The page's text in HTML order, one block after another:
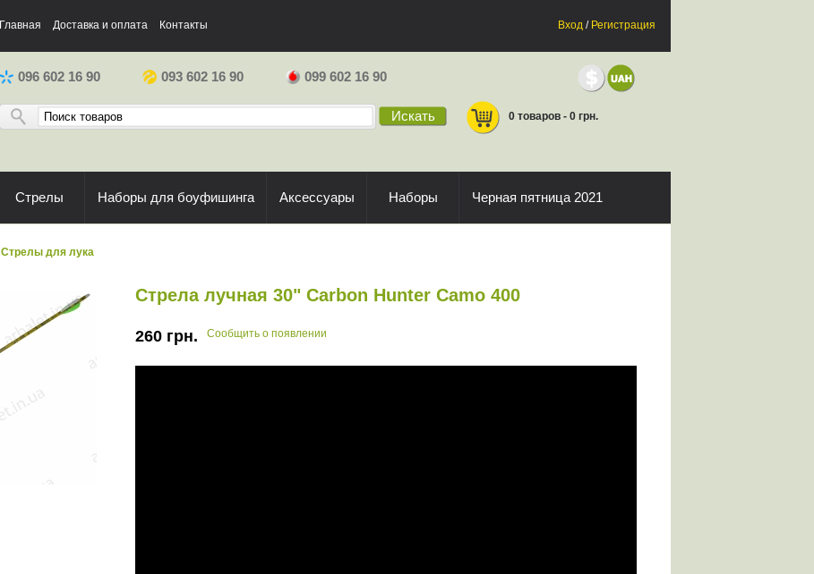
Главная Доставка и оплата Контакты Вход / Регистрация
096 602 16 90 093 602 16 90 099 602 16 90
Искать 0 товаров - 0 грн.
Стрелы Наборы для боуфишинга Аксессуары Наборы Черная пятница 2021
Стрелы для лука
Стрела лучная 30" Carbon Hunter Camo 400
260 грн. Сообщить о появлении